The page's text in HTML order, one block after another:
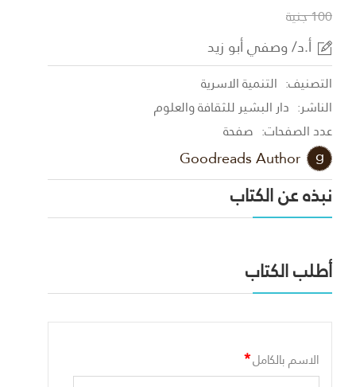
100 جنية
أ.د/ وصفي أبو زيد
التصنيف: التنمية الاسرية
الناشر: دار البشير للثقافة والعلوم
عدد الصفحات: صفحة
Goodreads Author
نبذه عن الكتاب
أطلب الكتاب
الاسم بالكامل*